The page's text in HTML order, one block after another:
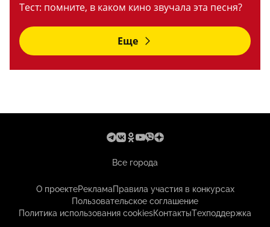
Тест: помните, в каком кино звучала эта песня?
Еще
Все города
О проектеРекламаПравила участия в конкурсах
Пользовательское соглашение
Политика использования cookiesКонтактыТехподдержка